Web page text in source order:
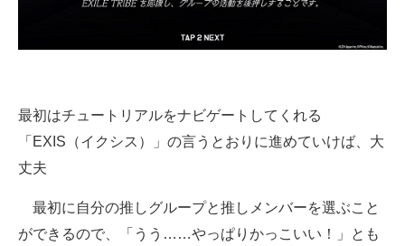
最初はチュートリアルをナビゲートしてくれる
「EXIS（イクシス）」の言うとおりに進めていけば、大
丈夫
最初に自分の推しグループと推しメンバーを選ぶこと
ができるので、「うう……やっぱりかっこいい！」とも